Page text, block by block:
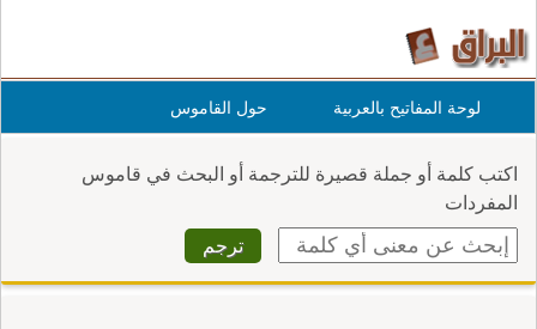
لوحة المفاتيح بالعربية حول القاموس
اكتب كلمة أو جملة قصيرة للترجمة أو البحث في قاموس
المفردات